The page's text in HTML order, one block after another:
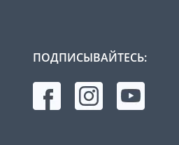
ПОДПИСЫВАЙТЕСЬ: